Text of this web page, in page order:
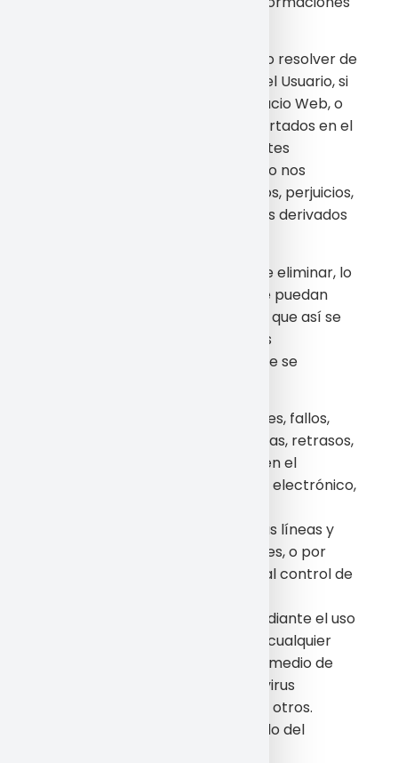
Se podrá interrumpir el servicio, o resolver de
modo inmediato la relación con el Usuario, si
se detecta que un uso de su Espacio Web, o
de cualquiera de los servicios ofertados en el
mismo, es contrario a las presentes
Condiciones Generales de Uso. No nos
hacemos responsables por daños, perjuicios,
pérdidas, reclamaciones o gastos derivados
Únicamente será responsable de eliminar, lo
antes posible, los contenidos que puedan
generar tales perjuicios, siempre que así se
notifique. En especial no seremos
responsables de los perjuicios que se
Interferencias, interrupciones, fallos,
omisiones, averías telefónicas, retrasos,
bloqueos o desconexiones en el
funcionamiento del sistema electrónico,
sobrecargas y errores en las líneas y
redes de telecomunicaciones, o por
cualquier otra causa ajena al control de
Intromisiones ilegítimas mediante el uso
de programas malignos de cualquier
tipo y a través de cualquier medio de
comunicación, tales como virus
informáticos o cualesquiera otros.
Abuso indebido o inadecuado del